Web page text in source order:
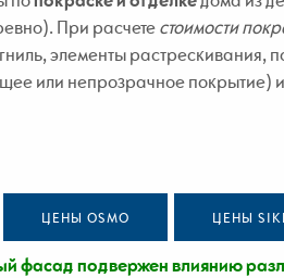
При расчетестоимости
элементы
или непрозрачное покрытие)
ЦЕНЫ OSMO ЦЕНЫ
подвержен влиянию